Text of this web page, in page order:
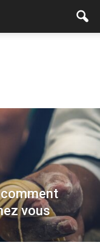
comment
vous